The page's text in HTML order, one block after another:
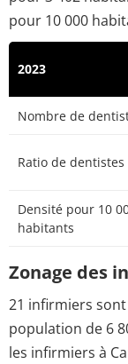
pour 10 000
2023
Nombre de
Ratio de dentistes
Densité pour 10
habitants
Zonage des
21 infirmiers sont
population de 6
les infirmiers à